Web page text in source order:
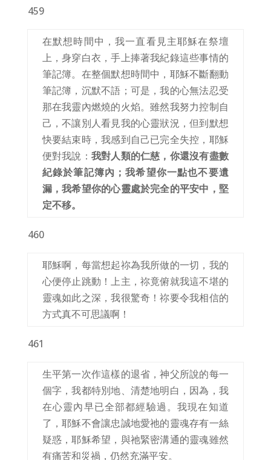
459
在默想時間中，我一直看見主耶穌在祭壇
上，身穿白衣，手上捧著我紀錄這些事情的
筆記簿。在整個默想時間中，耶穌不斷翻動
筆記簿，沉默不語；可是，我的心無法忍受
那在我靈內燃燒的火焰。雖然我努力控制自
己，不讓別人看見我的心靈狀況，但到默想
快要結束時，我感到自己已完全失控，耶穌
便對我說： 我對人類的仁慈，你還沒有盡數
紀錄於筆記簿內；我希望你一點也不要遺
漏，我希望你的心靈處於完全的平安中，堅
定不移。
460
耶穌啊，每當想起祢為我所做的一切，我的
心便停止跳動！上主，祢竟俯就我這不堪的
靈魂如此之深，我很驚奇！祢要令我相信的
方式真不可思議啊！
461
生平第一次作這樣的退省，神父所說的每一
個字，我都特別地、清楚地明白，因為，我
在心靈內早已全部都經驗過。我現在知道
了，耶穌不會讓忠誠地愛祂的靈魂存有一絲
疑惑，耶穌希望，與祂緊密溝通的靈魂雖然
有痛苦和災禍，仍然充滿平安。